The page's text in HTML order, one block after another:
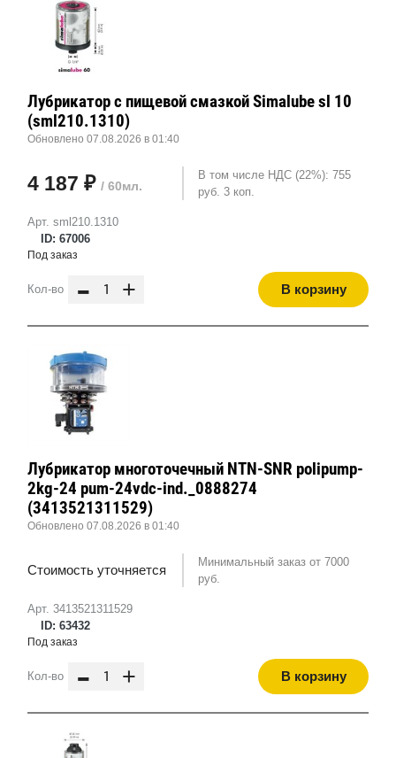
Арт. sml210.1310
ID: 67006
Лубрикатор с пищевой смазкой Simalube sl 10
(sml210.1310)
Обновлено 07.08.2026 в 01:40
4 187 ₽ / 60мл.
В том числе НДС (22%): 755
руб. 3 коп.
Под заказ
Кол-во - + В корзину
Арт. 3413521311529
ID: 63432
Лубрикатор многоточечный NTN-SNR polipump-
2kg-24 pum-24vdc-ind._0888274
(3413521311529)
Обновлено 07.08.2026 в 01:40
Стоимость уточняется
Минимальный заказ от 7000
руб.
Под заказ
Кол-во - + В корзину